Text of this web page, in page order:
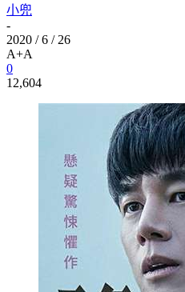
小兜
-
2020 / 6 / 26
A+A
0
12,604